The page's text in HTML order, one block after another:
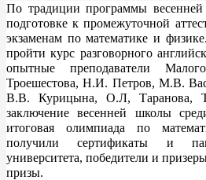
По традиции программы
подготовке к промежуточной
экзаменам по математике и
пройти курс разговорного
опытные преподаватели
Троешестова, Н.И. Петров, М.В.
В.В. Курицына, О.Л, Таранова,
заключение весенней школы
итоговая олимпиада по
получили сертификаты и
университета, победители и
призы.